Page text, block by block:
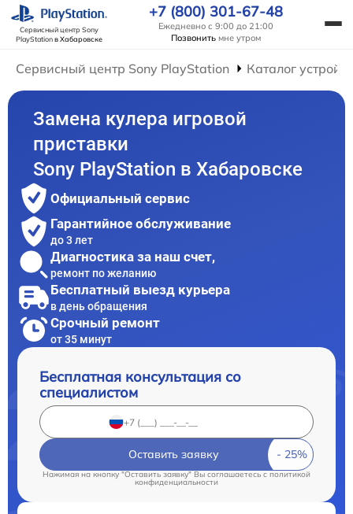
Сервисный центр Sony
PlayStationв Хабаровске
+7 (800) 301-67-48
Ежедневно с 9:00 до 21:00
Позвонить мне утром
Сервисный центр Sony PlayStation Каталог
Замена кулера игровой
приставки
Sony PlayStation в Хабаровске
Официальный сервис
Гарантийное обслуживание
до 3 лет
Диагностика за наш счет,
ремонт по желанию
Бесплатный выезд курьера
в день обращения
Срочный ремонт
от 35 минут
Бесплатная консультация со
специалистом
Оставить заявку
Нажимая на кнопку "Оставить заявку" Вы соглашаетесь cполитикой
конфиденциальности